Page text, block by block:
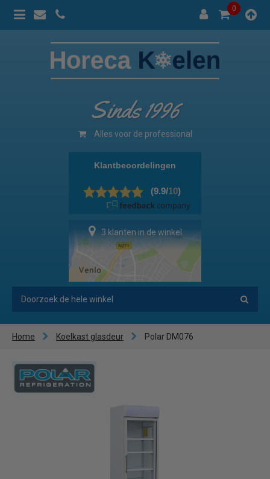
0
Sinds 1996
Alles voor de professional
3 klanten in de winkel
Home Koelkast glasdeur Polar DM076